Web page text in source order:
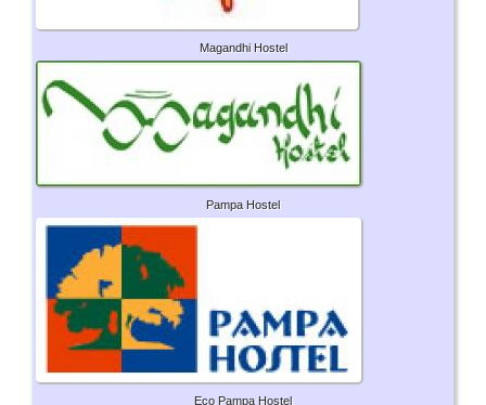
Magandhi Hostel
Pampa Hostel
Eco Pampa Hostel